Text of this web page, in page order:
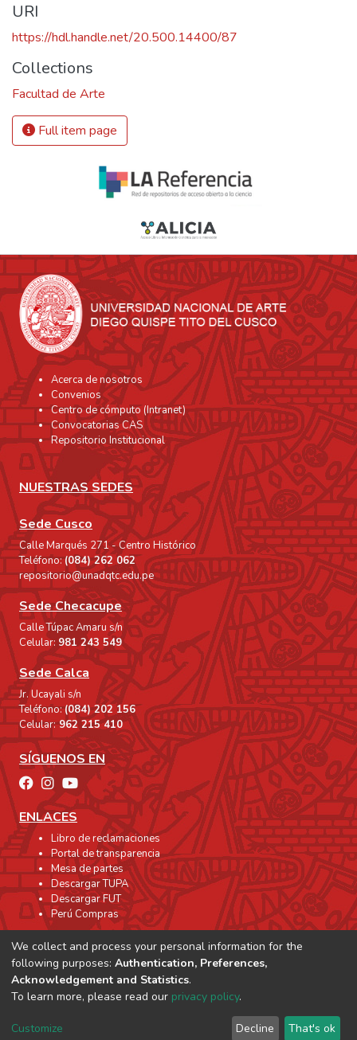
URI
https://hdl.handle.net/20.500.14400/87
Collections
Facultad de Arte
Full item page
Acerca de nosotros
Convenios
Centro de cómputo (Intranet)
Convocatorias CAS
Repositorio Institucional
NUESTRAS SEDES
Sede Cusco
Calle Marqués 271 - Centro Histórico
Teléfono:(084) 262 062
repositorio@unadqtc.edu.pe
Sede Checacupe
Calle Túpac Amaru s/n
Celular: 981 243 549
Sede Calca
Jr. Ucayali s/n
Teléfono:(084) 202 156
Celular:962 215 410
SÍGUENOS EN
ENLACES
Libro de reclamaciones
Portal de transparencia
Mesa de partes
Descargar TUPA
Descargar FUT
Perú Compras
We collect and process your personal information for the
following purposes: Authentication, Preferences,
Acknowledgement and Statistics.
To learn more, please read our privacy policy.
Customize Decline That's ok